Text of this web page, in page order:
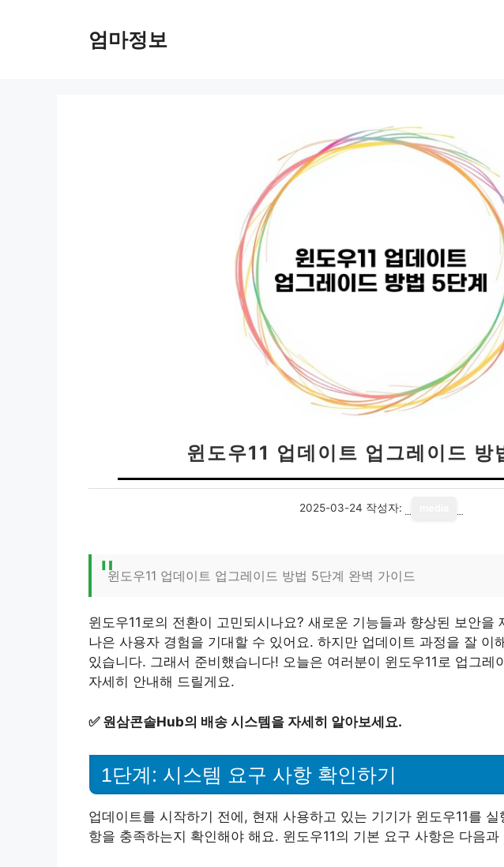
엄마정보
윈도우11 업데이트 업그레이드 방
2025-03-24 작성자:
윈도우11 업데이트 업그레이드 방법 5단계 완벽 가이드
윈도우11로의 전환이 고민되시나요? 새로운 기능들과 향상된 보안을
나은 사용자 경험을 기대할 수 있어요. 하지만 업데이트 과정을 잘 이
있습니다. 그래서 준비했습니다! 오늘은 여러분이 윈도우11로 업그레
자세히 안내해 드릴게요.
✅ 원삼콘솔Hub의 배송 시스템을 자세히 알아보세요.
1단계: 시스템 요구 사항 확인하기
업데이트를 시작하기 전에, 현재 사용하고 있는 기기가 윈도우11를
항을 충족하는지 확인해야 해요. 윈도우11의 기본 요구 사항은 다음과